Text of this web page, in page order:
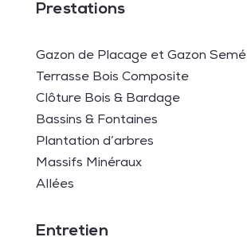
Prestations
Gazon de Placage et Gazon Semé
Terrasse Bois Composite
Clôture Bois & Bardage
Bassins & Fontaines
Plantation d’arbres
Massifs Minéraux
Allées
Entretien